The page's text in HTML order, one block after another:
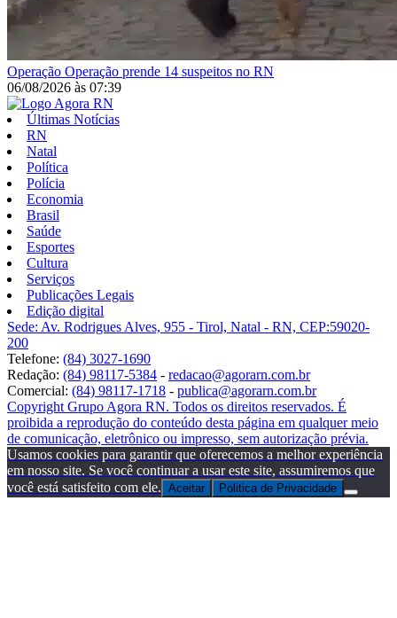
Operação Operação prende 14 suspeitos no RN
06/08/2026 às 07:39
Últimas Notícias
RN
Natal
Política
Polícia
Economia
Brasil
Saúde
Esportes
Cultura
Serviços
Publicações Legais
Edição digital
Sede: Av. Rodrigues Alves, 955 - Tirol, Natal - RN, CEP:59020-
200
Telefone: (84) 3027-1690
Redação: (84) 98117-5384 - redacao@agorarn.com.br
Comercial: (84) 98117-1718 - publica@agorarn.com.br
Copyright Grupo Agora RN. Todos os direitos reservados. É
proibida a reprodução do conteúdo desta página em qualquer meio
de comunicação, eletrônico ou impresso, sem autorização prévia.
Usamos cookies para garantir que oferecemos a melhor experiência
em nosso site. Se você continuar a usar este site, assumiremos que
você está satisfeito com ele. Aceitar Politica de Privacidade